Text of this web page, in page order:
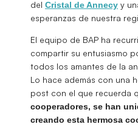
del Cristal de Annecy y
esperanzas de nuestra
El equipo de BAP ha
compartir su entusiasmo
todos los amantes de la
Lo hace además con una
post con el que recuerda
cooperadores, se han
creando esta hermosa